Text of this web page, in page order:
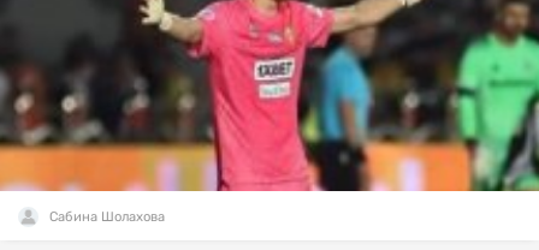
Сабина Шолахова